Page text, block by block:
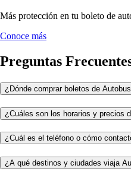
Más protección en tu boleto de
Conoce más
Preguntas
¿Dónde comprar boletos de
¿Cuáles son los horarios y precios
¿Cuál es el teléfono o cómo
¿A qué destinos y ciudades viaja